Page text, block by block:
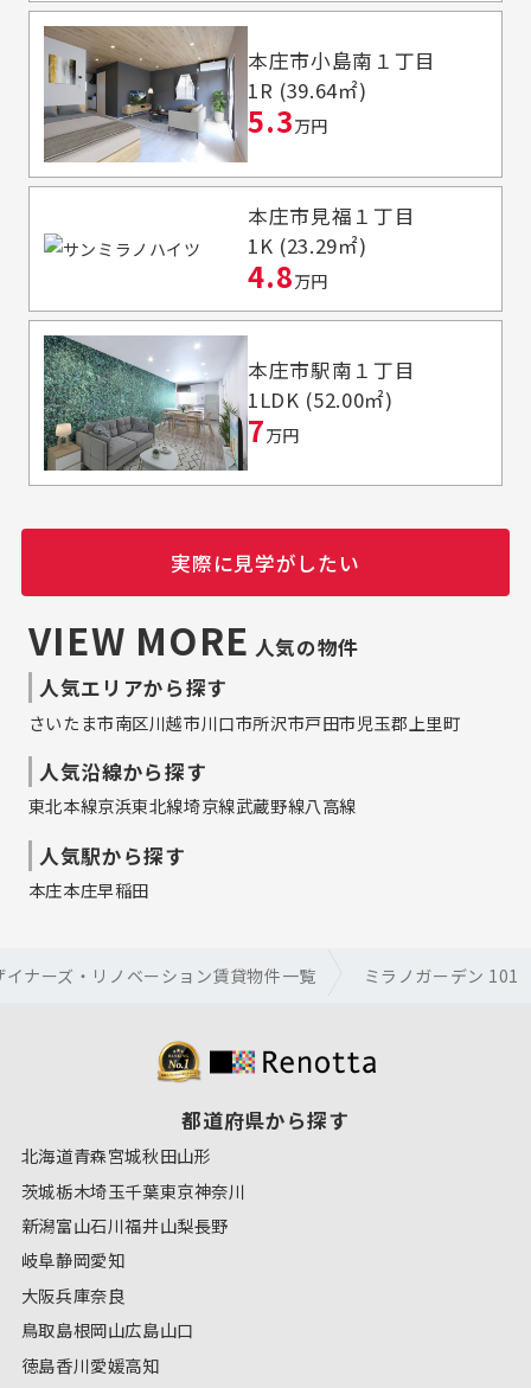
本庄市小島南１丁目
1R (39.64㎡)
5.3万円
本庄市見福１丁目
1K (23.29㎡)
4.8万円
本庄市駅南１丁目
1LDK (52.00㎡)
7万円
実際に見学がしたい
VIEW MORE 人気の物件
人気エリアから探す
さいたま市南区川越市川口市所沢市戸田市児玉郡上里町
人気沿線から探す
東北本線京浜東北線埼京線武蔵野線八高線
人気駅から探す
本庄本庄早稲田
イナーズ・リノベーション賃貸物件一覧 ミラノガーデン 101
都道府県から探す
北海道青森宮城秋田山形
茨城栃木埼玉千葉東京神奈川
新潟富山石川福井山梨長野
岐阜静岡愛知
大阪兵庫奈良
鳥取島根岡山広島山口
徳島香川愛媛高知